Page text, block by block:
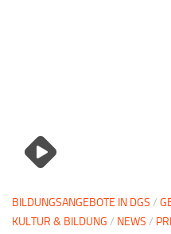
BILDUNGSANGEBOTE IN DGS /
KULTUR & BILDUNG / NEWS /